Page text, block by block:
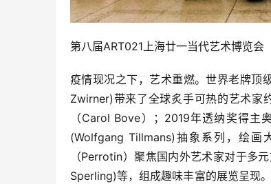
第八届ART021上海廿一当代艺术博览会
疫情现况之下，艺术重燃。世界老牌顶
Zwirner)带来了全球炙手可热的艺术家
（Carol Bove）；2019年透纳奖得主
(Wolfgang Tillmans)抽象系列，绘画
（Perrotin）聚焦国内外艺术家对于多
Sperling)等，组成趣味丰富的展览呈现